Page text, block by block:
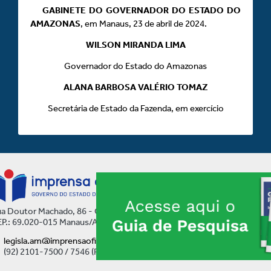
GABINETE DO GOVERNADOR DO ESTADO DO
AMAZONAS, em Manaus, 23 de abril de 2024.
WILSON MIRANDA LIMA
Governador do Estado do Amazonas
ALANA BARBOSA VALÉRIO TOMAZ
Secretária de Estado da Fazenda, em exercício
Doutor Machado, 86 - Centro
69.020-015 Manaus/AM
legisla.am@imprensaoficial.am.gov.br
(92) 2101-7500 / 7546 (Ramal)